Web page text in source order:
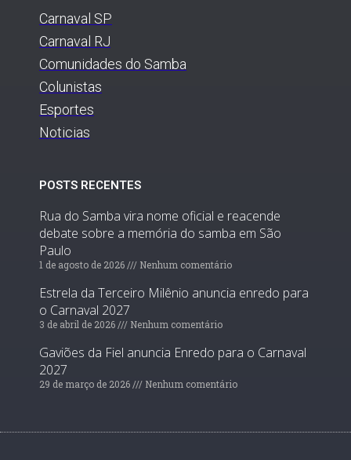
Carnaval SP
Carnaval RJ
Comunidades do Samba
Colunistas
Esportes
Noticias
POSTS RECENTES
Rua do Samba vira nome oficial e reacende
debate sobre a memória do samba em São
Paulo
1 de agosto de 2026 Nenhum comentário
Estrela da Terceiro Milênio anuncia enredo para
o Carnaval 2027
3 de abril de 2026 Nenhum comentário
Gaviões da Fiel anuncia Enredo para o Carnaval
2027
29 de março de 2026 Nenhum comentário